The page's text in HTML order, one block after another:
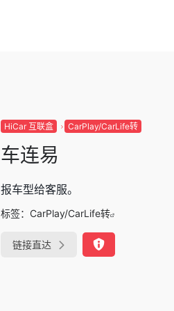
HiCar 互联盒 CarPlay/CarLife转
车连易
报车型给客服。
标签： CarPlay/CarLife转
链接直达